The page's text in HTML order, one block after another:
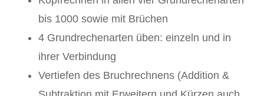
bis 1000 sowie mit Brüchen
4 Grundrechenarten üben: einzeln und in
ihrer Verbindung
Vertiefen des Bruchrechnens (Addition &